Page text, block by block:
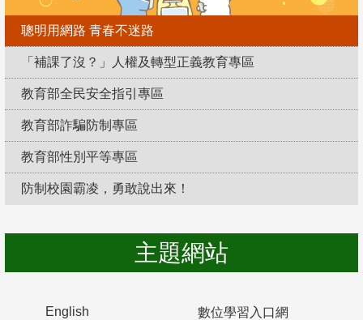
聰明用網路 青春不迷路
「補課了沒？」人權及轉型正義教育專區
教育部全民安全指引專區
教育部詐騙防制專區
教育部性別平等專區
防制校園霸凌，勇敢說出來！
主題網站
English 數位學習入口網